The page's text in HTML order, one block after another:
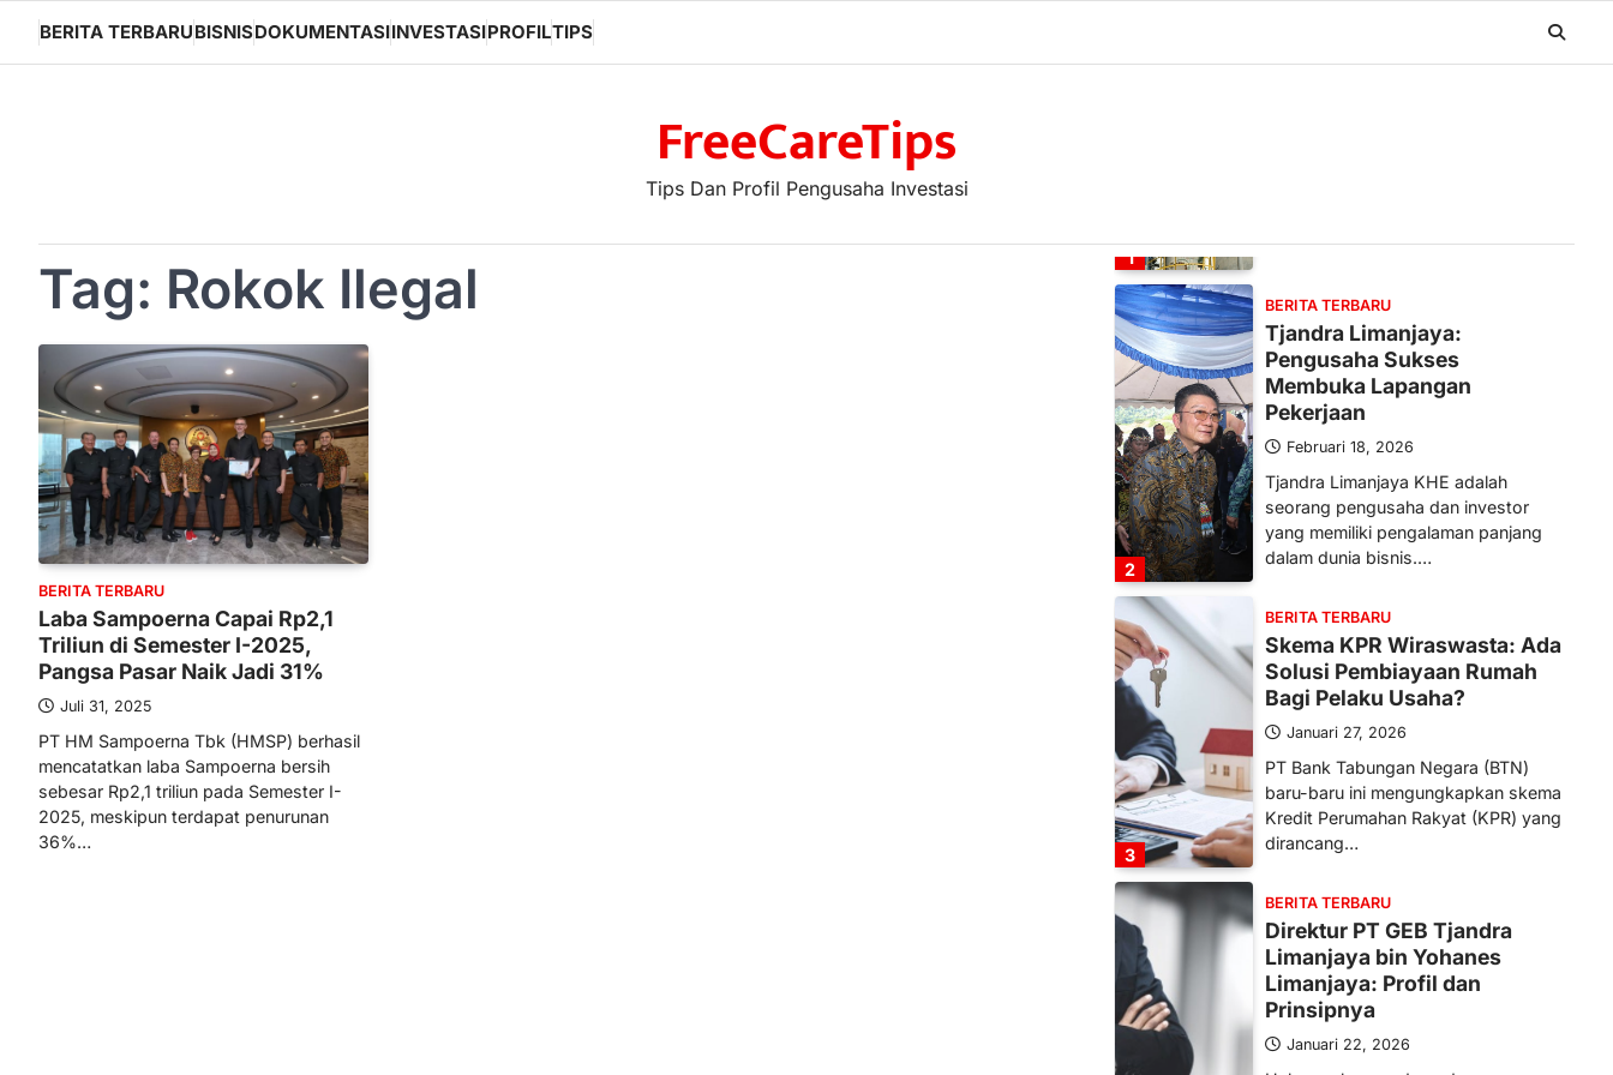
content
BERITA TERBARUBISNISDOKUMENTASIINVESTASIPROFILTIPS
FreeCareTips
Tips Dan Profil Pengusaha Investasi
Tag: Rokok Ilegal
BERITA TERBARU
Laba Sampoerna Capai Rp2,1
Triliun di Semester I-2025,
Pangsa Pasar Naik Jadi 31%
Juli 31, 2025
PT HM Sampoerna Tbk (HMSP) berhasil
mencatatkan laba Sampoerna bersih
sebesar Rp2,1 triliun pada Semester I-
2025, meskipun terdapat penurunan
36%…
1
situasi…
2
BERITA TERBARU
Tjandra Limanjaya:
Pengusaha Sukses
Membuka Lapangan
Pekerjaan
Februari 18, 2026
Tjandra Limanjaya KHE adalah
seorang pengusaha dan investor
yang memiliki pengalaman panjang
dalam dunia bisnis.…
3
BERITA TERBARU
Skema KPR Wiraswasta: Ada
Solusi Pembiayaan Rumah
Bagi Pelaku Usaha?
Januari 27, 2026
PT Bank Tabungan Negara (BTN)
baru-baru ini mengungkapkan skema
Kredit Perumahan Rakyat (KPR) yang
dirancang…
BERITA TERBARU
Direktur PT GEB Tjandra
Limanjaya bin Yohanes
Limanjaya: Profil dan
Prinsipnya
Januari 22, 2026